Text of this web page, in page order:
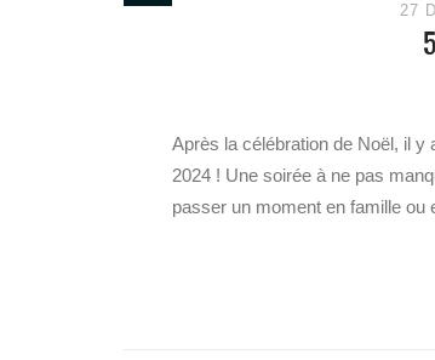
27
Après la célébration de Noël, il y
2024 ! Une soirée à ne pas
passer un moment en famille ou